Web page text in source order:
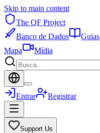
Skip to main content
The QF Project
Banco de Dados
Guias
Mapa
Mídia
Entrar Registrar
Support Us